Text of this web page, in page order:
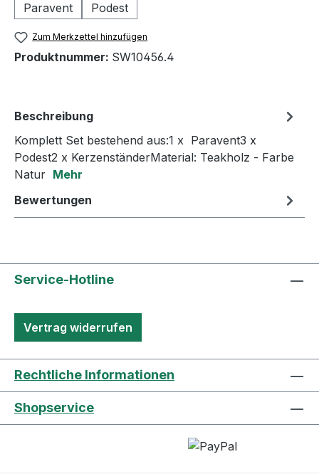
Paravent
Podest
Zum Merkzettel hinzufügen
Produktnummer: SW10456.4
Beschreibung
Komplett Set bestehend aus:1 x Paravent3 x
Podest2 x KerzenständerMaterial: Teakholz - Farbe
Natur Mehr
Bewertungen
Service-Hotline
Vertrag widerrufen
Rechtliche Informationen
Shopservice